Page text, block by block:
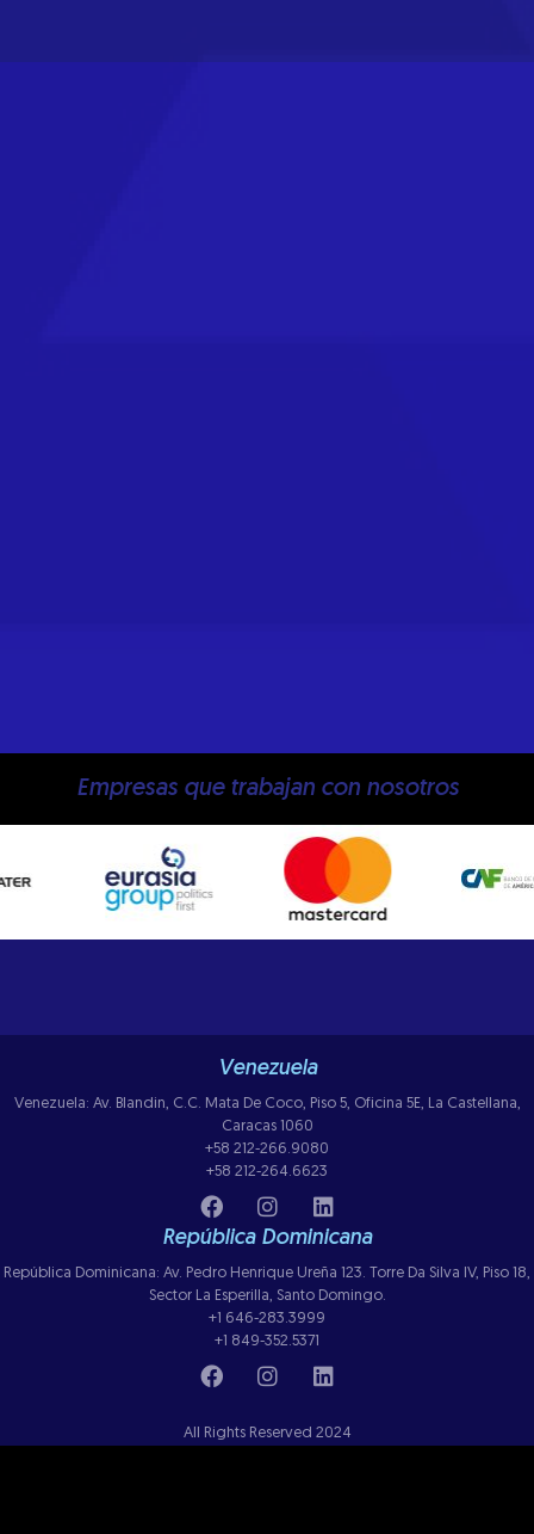
Empresas que trabajan con nosotros
Venezuela
Venezuela: Av. Blandin, C.C. Mata De Coco, Piso 5, Oficina 5E, La Castellana,
Caracas 1060
+58 212-266.9080
+58 212-264.6623
República Dominicana
República Dominicana: Av. Pedro Henrique Ureña 123. Torre Da Silva IV, Piso 18,
Sector La Esperilla, Santo Domingo.
+1 646-283.3999
+1 849-352.5371
All Rights Reserved 2024